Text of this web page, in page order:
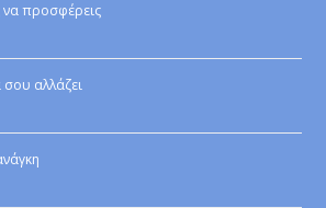
προσφέρεις
αλλάζει